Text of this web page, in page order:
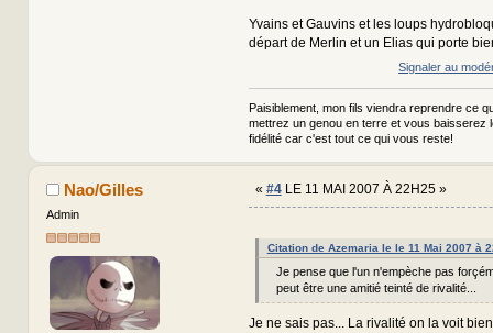
Yvains et Gauvins et les loups
départ de Merlin et un Elias qui porte
Signaler au
Paisiblement, mon fils viendra reprendre ce
mettrez un genou en terre et vous baisserez
fidélité car c'est tout ce qui vous reste!
Nao/Gilles
Admin
« #4LE 11 MAI 2007 À 22H25 »
Citation de Azemaria le le 11 Mai 2007 à
Je pense que l'un n'empèche pas
peut être une amitié teinté de rivalité...
Je ne sais pas... La rivalité on la voit